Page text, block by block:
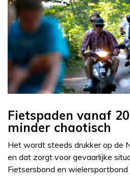
Fietspaden vanaf
minder chaotisch
Het wordt steeds drukker op de
en dat zorgt voor gevaarlijke
Fietsersbond en